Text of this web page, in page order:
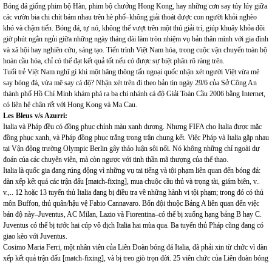
Bóng đá giống phim bộ Hàn, phim bộ chưởng Hong Kong, hay những cơn say túy lúy giữa
các vườn bia chi chít bám nhau trên hè phố–không giải thoát được con người khỏi nghèo
khó và chậm tiến. Bóng đá, tự nó, không thể vượt trên một thú giải trí, giúp khuây khỏa đôi
giờ phút ngắn ngủi giữa những ngày tháng dài làm tròn nhiệm vụ bản thân mình với gia đình
và xã hội hay nghiên cứu, sáng tạo. Tiến trình Việt Nam hóa, trong cuộc vận chuyển toàn bộ
hoàn cầu hóa, chỉ có thể đạt kết quả tốt nếu có được sự biệt phân rõ ràng trên.
Tuổi trẻ Việt Nam nghĩ gì khi một hãng thông tấn ngoại quốc nhận xét người Việt vừa mê
say bóng đá, vừa mê say cá độ? Nhận xét trên đi theo bản tin ngày 29/6 của Sở Công An
thành phố Hồ Chí Minh khám phá ra ba chi nhánh cá độ Giải Toàn Cầu 2006 bằng Internet,
có liên hệ chân rết với Hong Kong và Ma Cau.
Les Bleus v/s Azurri:
Italia và Pháp đều có đồng phục chính màu xanh dương. Nhưng FIFA cho Italia được mặc
đồng phục xanh, và Pháp đồng phục trắng trong trận chung kết. Việc Pháp và Italia gặp nhau
tại Vận động trường Olympic Berlin gây thảo luận sôi nổi. Nó không những chỉ ngoài dự
đoán của các chuyên viên, mà còn ngược với tinh thần mã thượng của thể thao.
Italia là quốc gia đang rúng động vì những vụ tai tiếng và tội phạm liên quan đến bóng đá:
dàn xếp kết quả các trận đấu [match-fixing], mua chuộc cầu thủ và trọng tài, giám biên, v..
v.,.. 12 hoặc 13 tuyển thủ Italia đang bị điều tra về những hành vi tội phạm; trong đó có thủ
môn Buffon, thủ quân/hậu vệ Fabio Cannavaro. Bốn đội thuộc Bảng A liên quan đến việc
bán độ này–Juventus, AC Milan, Lazio và Fiorentina–có thể bị xuống hạng bảng B hay C.
Juventus có thể bị tước hai cúp vô địch Italia hai mùa qua. Ba tuyển thủ Pháp cũng đang có
giao kèo với Juventus.
Cosimo Maria Ferri, một nhân viên của Liên Đoàn bóng đá Italia, đã phải xin từ chức vì dàn
xếp kết quả trận đấu [match-fixing], và bị treo giò trọn đời. 25 viên chức của Liên đoàn bóng